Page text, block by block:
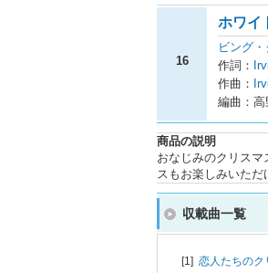
16
ホワイ
ビング
作詞：
作曲：
編曲：
商品の説明
おなじみのクリス
スもお楽しみいただ
収載曲一覧
[1] 恋人たちのク